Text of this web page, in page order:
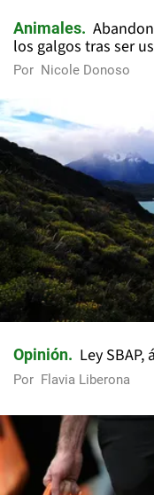
Animales
los galgos tras ser
Por Nicole Donoso
Opinión Ley
Por Flavia Liberona